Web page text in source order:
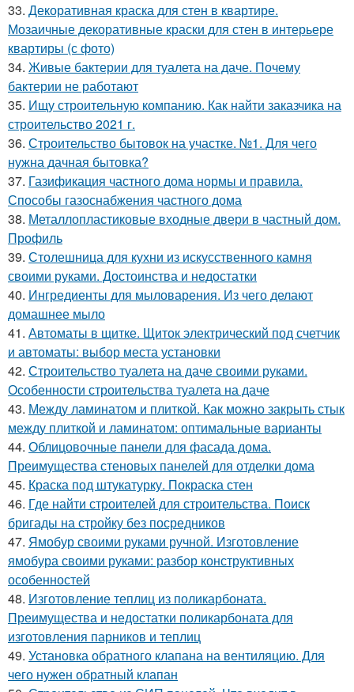
33. Декоративная краска для стен в квартире.
Мозаичные декоративные краски для стен в интерьере
квартиры (с фото)
34. Живые бактерии для туалета на даче. Почему
бактерии не работают
35. Ищу строительную компанию. Как найти заказчика на
строительство 2021 г.
36. Строительство бытовок на участке. №1. Для чего
нужна дачная бытовка?
37. Газификация частного дома нормы и правила.
Способы газоснабжения частного дома
38. Металлопластиковые входные двери в частный дом.
Профиль
39. Столешница для кухни из искусственного камня
своими руками. Достоинства и недостатки
40. Ингредиенты для мыловарения. Из чего делают
домашнее мыло
41. Автоматы в щитке. Щиток электрический под счетчик
и автоматы: выбор места установки
42. Строительство туалета на даче своими руками.
Особенности строительства туалета на даче
43. Между ламинатом и плиткой. Как можно закрыть стык
между плиткой и ламинатом: оптимальные варианты
44. Облицовочные панели для фасада дома.
Преимущества стеновых панелей для отделки дома
45. Краска под штукатурку. Покраска стен
46. Где найти строителей для строительства. Поиск
бригады на стройку без посредников
47. Ямобур своими руками ручной. Изготовление
ямобура своими руками: разбор конструктивных
особенностей
48. Изготовление теплиц из поликарбоната.
Преимущества и недостатки поликарбоната для
изготовления парников и теплиц
49. Установка обратного клапана на вентиляцию. Для
чего нужен обратный клапан